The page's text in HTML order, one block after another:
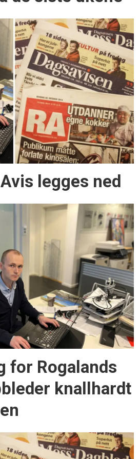
legges ned
for Rogalands
knallhardt